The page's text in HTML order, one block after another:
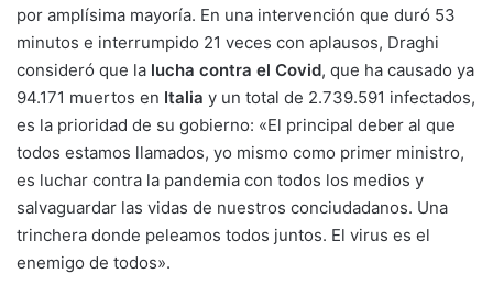
por amplísima mayoría. En una intervención que duró 53
minutos e interrumpido 21 veces con aplausos, Draghi
consideró que la lucha contra el Covid, que ha causado ya
94.171 muertos en Italia y un total de 2.739.591 infectados,
es la prioridad de su gobierno: «El principal deber al que
todos estamos llamados, yo mismo como primer ministro,
es luchar contra la pandemia con todos los medios y
salvaguardar las vidas de nuestros conciudadanos. Una
trinchera donde peleamos todos juntos. El virus es el
enemigo de todos».